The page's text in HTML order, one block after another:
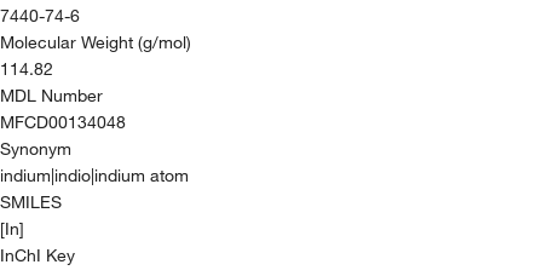
7440-74-6
Molecular Weight (g/mol)
114.82
MDL Number
MFCD00134048
Synonym
indium|indio|indium atom
SMILES
[In]
InChI Key